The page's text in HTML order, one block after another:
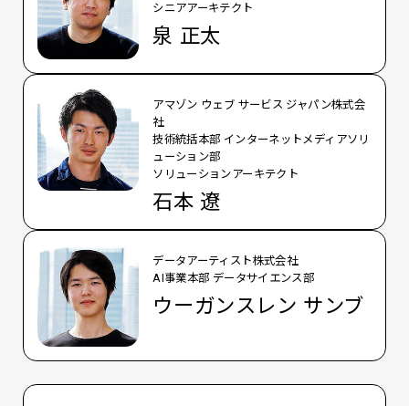
シニアアーキテクト
泉 正太
アマゾン ウェブ サービス ジャパン株式会
社
技術統括本部 インターネットメディアソリ
ューション部
ソリューションアーキテクト
石本 遼
データアーティスト株式会社
AI事業本部 データサイエンス部
ウーガンスレン サンブ